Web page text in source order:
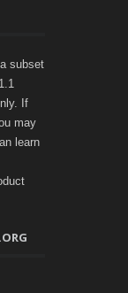
subset
If
may
learn